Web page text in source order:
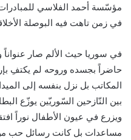
مؤسّسة أحمد الفلاسي للمبادرات
في زمن تاهت فيه البوصلة
في سوريا حيث الألم صار عنواناً
حاضراً بجسده وروحه لم يكتفِ
المكاتب بل نزل بنفسه إلى
بين النّازحين السّوريّين يوزّع
ويزرع في عيون الأطفال نوراً
مساعدات بل كانت رسائل حب